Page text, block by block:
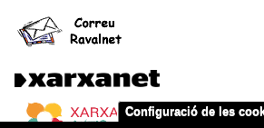
Configuració de les